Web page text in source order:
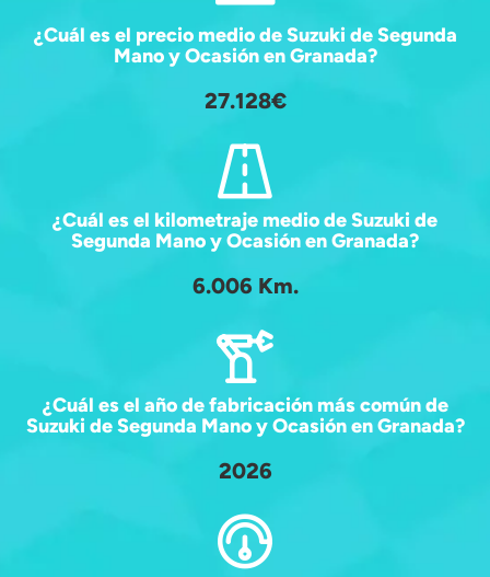
¿Cuál es el precio medio de Suzuki de Segunda
Mano y Ocasión en Granada?
27.128€
¿Cuál es el kilometraje medio de Suzuki de
Segunda Mano y Ocasión en Granada?
6.006 Km.
¿Cuál es el año de fabricación más común de
Suzuki de Segunda Mano y Ocasión en Granada?
2026